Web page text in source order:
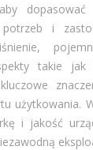
potrzeb i
takie
użytkowania.
i jakość